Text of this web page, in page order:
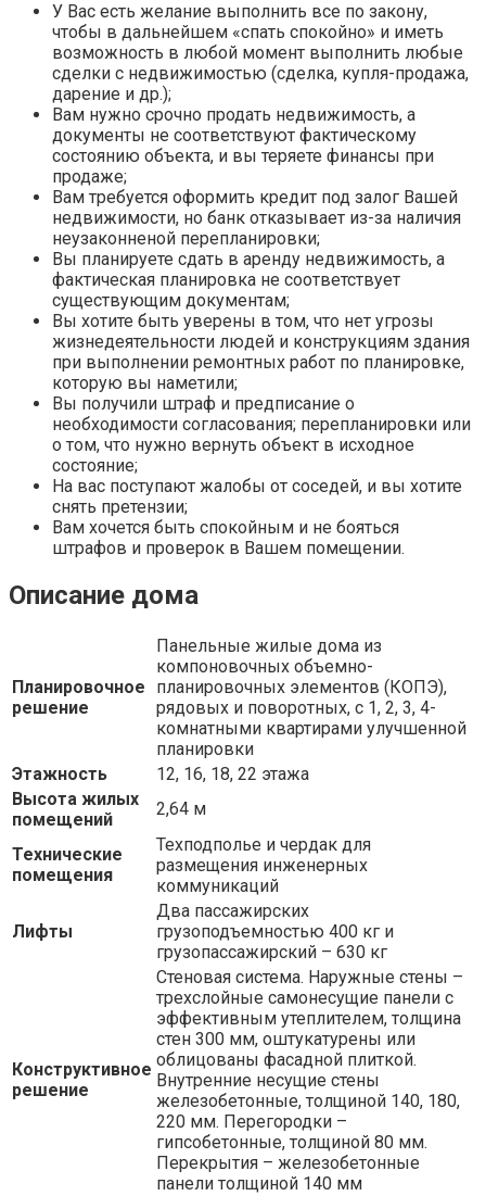
У Вас есть желание выполнить все по закону,
чтобы в дальнейшем «спать спокойно» и иметь
возможность в любой момент выполнить любые
сделки с недвижимостью (сделка, купля-продажа,
дарение и др.);
Вам нужно срочно продать недвижимость, а
документы не соответствуют фактическому
состоянию объекта, и вы теряете финансы при
продаже;
Вам требуется оформить кредит под залог Вашей
недвижимости, но банк отказывает из-за наличия
неузаконненой перепланировки;
Вы планируете сдать в аренду недвижимость, а
фактическая планировка не соответствует
существующим документам;
Вы хотите быть уверены в том, что нет угрозы
жизнедеятельности людей и конструкциям здания
при выполнении ремонтных работ по планировке,
которую вы наметили;
Вы получили штраф и предписание о
необходимости согласования; перепланировки или
о том, что нужно вернуть объект в исходное
состояние;
На вас поступают жалобы от соседей, и вы хотите
снять претензии;
Вам хочется быть спокойным и не бояться
штрафов и проверок в Вашем помещении.
Описание дома
Планировочное
решение
Панельные жилые дома из
компоновочных объемно-
планировочных элементов (КОПЭ),
рядовых и поворотных, с 1, 2, 3, 4-
комнатными квартирами улучшенной
планировки
Этажность
12, 16, 18, 22 этажа
Высота жилых
помещений
2,64 м
Технические
помещения
Техподполье и чердак для
размещения инженерных
коммуникаций
Лифты
Два пассажирских
грузоподъемностью 400 кг и
грузопассажирский – 630 кг
Конструктивное
решение
Стеновая система. Наружные стены –
трехслойные самонесущие панели с
эффективным утеплителем, толщина
стен 300 мм, оштукатурены или
облицованы фасадной плиткой.
Внутренние несущие стены
железобетонные, толщиной 140, 180,
220 мм. Перегородки –
гипсобетонные, толщиной 80 мм.
Перекрытия – железобетонные
панели толщиной 140 мм